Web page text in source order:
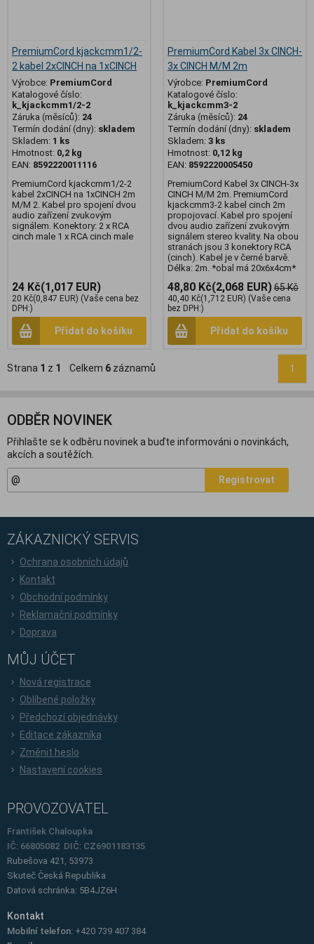
PremiumCord kjackcmm1/2-
2 kabel 2xCINCH na 1xCINCH
Výrobce: PremiumCord
Katalogové číslo:
k_kjackcmm1/2-2
Záruka (měsíců): 24
Termín dodání (dny): skladem
Skladem: 1 ks
Hmotnost: 0,2 kg
EAN: 8592220011116
PremiumCord kjackcmm1/2-2
kabel 2xCINCH na 1xCINCH 2m
M/M 2. Kabel pro spojení dvou
audio zařízení zvukovým
signálem. Konektory: 2 x RCA
cinch male 1 x RCA cinch male
24 Kč(1,017 EUR)
20 Kč(0,847 EUR) (Vaše cena bez
DPH:)
Přidat do košíku
PremiumCord Kabel 3x CINCH-
3x CINCH M/M 2m
Výrobce: PremiumCord
Katalogové číslo:
k_kjackcmm3-2
Záruka (měsíců): 24
Termín dodání (dny): skladem
Skladem: 3 ks
Hmotnost: 0,12 kg
EAN: 8592220005450
PremiumCord Kabel 3x CINCH-3x
CINCH M/M 2m. PremiumCord
kjackcmm3-2 kabel cinch 2m
propojovací. Kabel pro spojení
dvou audio zařízení zvukovým
signálem stereo kvality. Na obou
stranách jsou 3 konektory RCA
(cinch). Kabel je v černé barvě.
Délka: 2m. *obal má 20x6x4cm*
48,80 Kč(2,068 EUR)65 Kč
40,40 Kč(1,712 EUR) (Vaše cena
bez DPH:)
Přidat do košíku
Strana 1 z 1 Celkem 6 záznamů 1
ODBĚR NOVINEK
Přihlašte se k odběru novinek a buďte informováni o novinkách,
akcích a soutěžích.
Registrovat
ZÁKAZNICKÝ SERVIS
Ochrana osobních údajů
Kontakt
Obchodní podmínky
Reklamační podmínky
Doprava
MŮJ ÚČET
Nová registrace
Oblíbené položky
Předchozí objednávky
Editace zákazníka
Změnit heslo
Nastavení cookies
PROVOZOVATEL
František Chaloupka
IČ: 66805082 DIČ: CZ6901183135
Rubešova 421, 53973
Skuteč Česká Republika
Datová schránka: 5B4JZ6H
Kontakt
Mobilní telefon: +420 739 407 384